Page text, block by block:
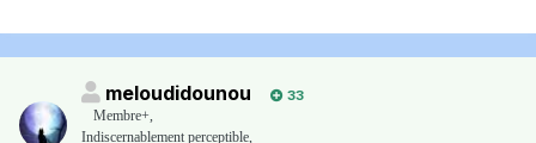
meloudidounou
33
Membre+,
Indiscernablement perceptible,